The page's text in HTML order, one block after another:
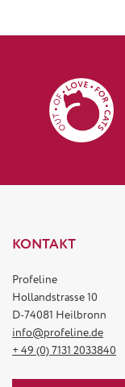
KONTAKT
Profeline
Hollandstrasse 10
D-74081 Heilbronn
info@profeline.de
+ 49 (0) 7131 2033840